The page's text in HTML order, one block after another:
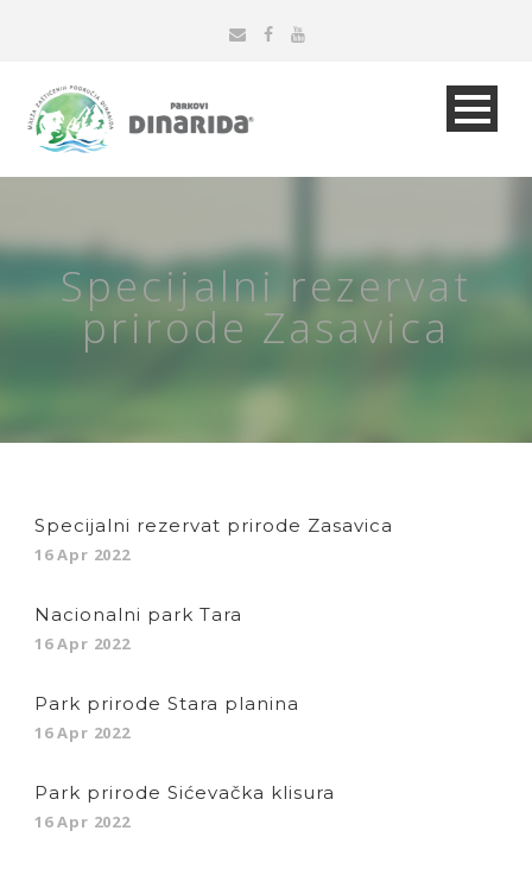
Specijalni rezervat
prirode Zasavica
Specijalni rezervat prirode Zasavica
16 Apr 2022
Nacionalni park Tara
16 Apr 2022
Park prirode Stara planina
16 Apr 2022
Park prirode Sićevačka klisura
16 Apr 2022